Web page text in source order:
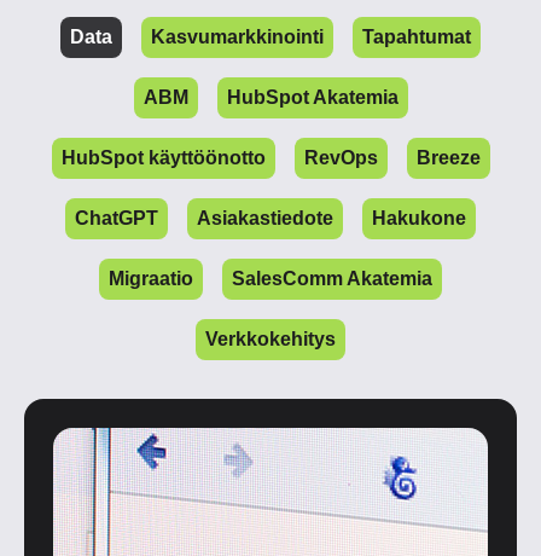
Data Kasvumarkkinointi Tapahtumat
ABM HubSpot Akatemia
HubSpot käyttöönotto RevOps Breeze
ChatGPT Asiakastiedote Hakukone
Migraatio SalesComm Akatemia
Verkkokehitys